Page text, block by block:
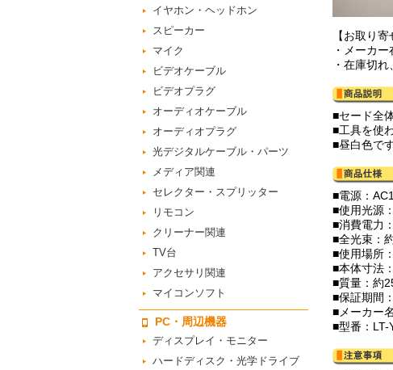
イヤホン・ヘッドホン
スピーカー
マイク
ビデオケーブル
ビデオプラグ
オーディオケーブル
オーディオプラグ
光デジタルケーブル・パーツ
メディア関連
セレクター・スプリッター
リモコン
クリーナー関連
TV台
アクセサリ関連
マイコンソフト
PC・周辺機器
ディスプレイ・モニター
ハードディスク・光学ドライブ
【お取り寄
・メーカ
・在庫切
■セード全
■工具を使
■昼白色です
■電源：
■使用光源
■消費電力
■全光束：
■使用場所
■本体寸法
■質量：約
■保証期間
■メーカー
■型番：LT-